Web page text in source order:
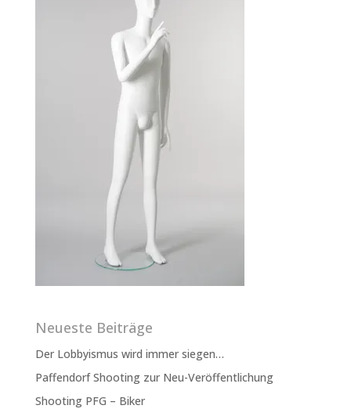
Neueste Beiträge
Der Lobbyismus wird immer siegen…
Paffendorf Shooting zur Neu-Veröffentlichung
Shooting PFG – Biker